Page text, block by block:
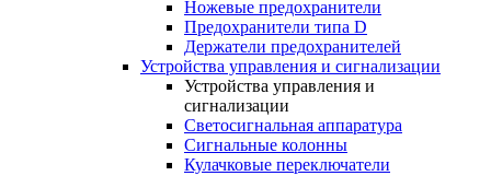
Ножевые предохранители
Предохранители типа D
Держатели предохранителей
Устройства управления и сигнализации
Устройства управления и
сигнализации
Светосигнальная аппаратура
Сигнальные колонны
Кулачковые переключатели